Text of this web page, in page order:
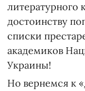
литературного
достоинству
списки
академиков
Украины!
Но вернемся к